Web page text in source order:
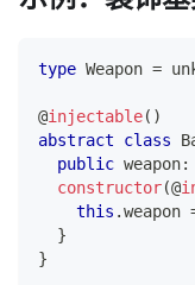
type Weapon =
@injectable( )
abstract
class
public weapon:
constructor(@
this .weapon
}
}